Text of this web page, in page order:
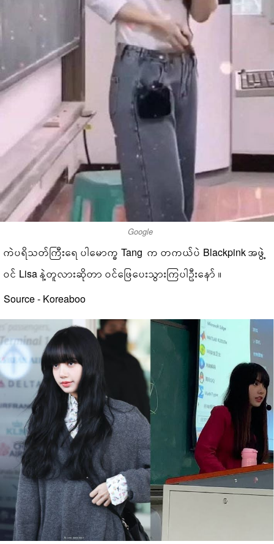
Google
ကဲပရိသတ်ကြီးရေ ပါမောက္ခ Tang က တကယ်ပဲ Blackpink အဖွဲ့
ဝင် Lisa နဲ့တူလားဆိုတာ ဝင်ဖြေပေးသွားကြပါဦးနော် ။
Source - Koreaboo